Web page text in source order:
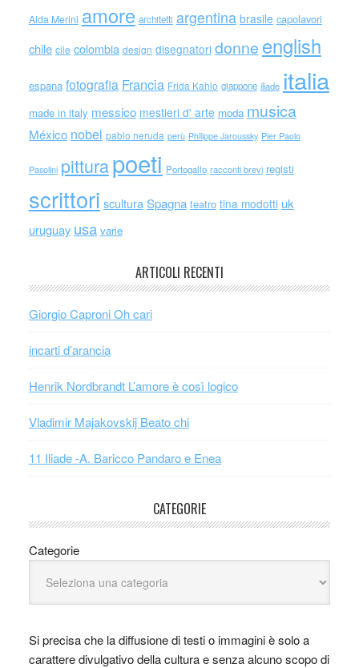
Alda Merini amore architetti argentina brasile capolavori
chile cile colombia design disegnatori donne english
espana fotografia Francia Frida Kahlo giappone iliade italia
made in italy messico mestieri d' arte moda musica
México nobel pablo neruda perù Philippe Jaroussky Pier Paolo
Pasolini pitturapoeti Portogallo racconti brevi registi
scrittori scultura Spagna teatro tina modotti uk
uruguay usa varie
ARTICOLI RECENTI
Giorgio Caproni Oh cari
incarti d’arancia
Henrik Nordbrandt L’amore è così logico
Vladimir Majakovskij Beato chi
11 Iliade -A. Baricco Pandaro e Enea
CATEGORIE
Categorie
Si precisa che la diffusione di testi o immagini è solo a
carattere divulgativo della cultura e senza alcuno scopo di